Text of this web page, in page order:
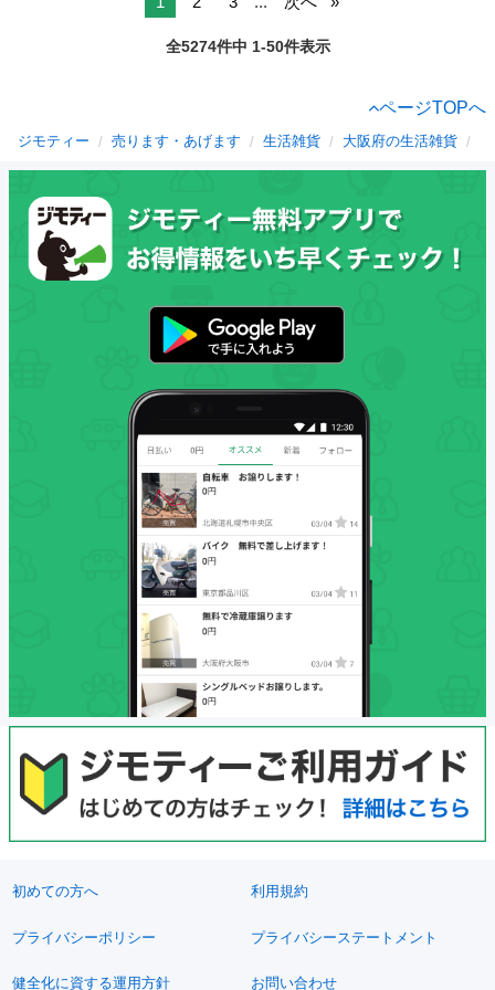
全5274件中 1-50件表示
ページTOPへ
ジモティー 売ります・あげます 生活雑貨 大阪府の生活雑貨
初めての方へ 利用規約
プライバシーポリシー プライバシーステートメント
健全化に資する運用方針 お問い合わせ